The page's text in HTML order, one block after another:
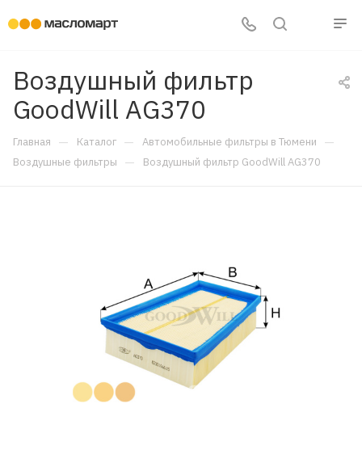
Воздушный фильтр
GoodWill AG370
Главная — Каталог — Автомобильные фильтры в Тюмени —
Воздушные фильтры — Воздушный фильтр GoodWill AG370